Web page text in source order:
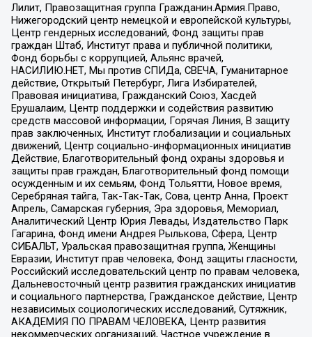
Лилит, Правозащитная группа Гражданин.Армия.Право,
Нижегородский центр немецкой и европейской культуры,
Центр гендерных исследований, Фонд защиты прав
граждан Штаб, Институт права и публичной политики,
Фонд борьбы с коррупцией, Альянс врачей,
НАСИЛИЮ.НЕТ, Мы против СПИДа, СВЕЧА, Гуманитарное
действие, Открытый Петербург, Лига Избирателей,
Правовая инициатива, Гражданский Союз, Хасдей
Ерушалаим, Центр поддержки и содействия развитию
средств массовой информации, Горячая Линия, В защиту
прав заключенных, Институт глобализации и социальных
движений, Центр социально-информационных инициатив
Действие, Благотворительный фонд охраны здоровья и
защиты прав граждан, Благотворительный фонд помощи
осужденным и их семьям, Фонд Тольятти, Новое время,
Серебряная тайга, Так-Так-Так, Сова, центр Анна, Проект
Апрель, Самарская губерния, Эра здоровья, Мемориал,
Аналитический Центр Юрия Левады, Издательство Парк
Гагарина, Фонд имени Андрея Рылькова, Сфера, Центр
СИБАЛЬТ, Уральская правозащитная группа, Женщины
Евразии, Институт прав человека, Фонд защиты гласности,
Российский исследовательский центр по правам человека,
Дальневосточный центр развития гражданских инициатив
и социального партнерства, Гражданское действие, Центр
независимых социологических исследований, Сутяжник,
АКАДЕМИЯ ПО ПРАВАМ ЧЕЛОВЕКА, Центр развития
некоммерческих организаций, Частное учреждение в